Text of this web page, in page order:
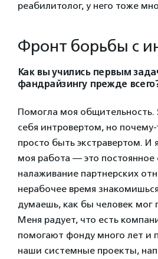
реабилитолог, у него тоже
Фронт борьбы с
Как вы учились первым
фандрайзингу прежде
Помогла моя общительность.
себя интровертом, но
просто быть экстравертом. И
моя работа — это
налаживание партнерских
нерабочее время
думаешь, как бы человек мог
Меня радует, что есть
помогают фонду много лет и
наши системные проекты,